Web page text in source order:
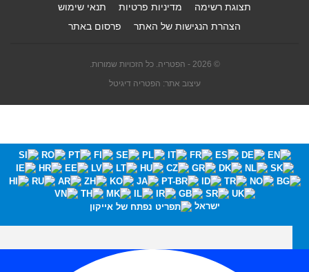
תצוגת רשימה
מדיניות פרטיות
תנאי שימוש
הצהרת הנגישות של האתר
פרסום באתר
© 2026 - הפטריה. כל הזכויות שמורות.
עיצוב אתר: הפטריה דיגיטל
ישראל